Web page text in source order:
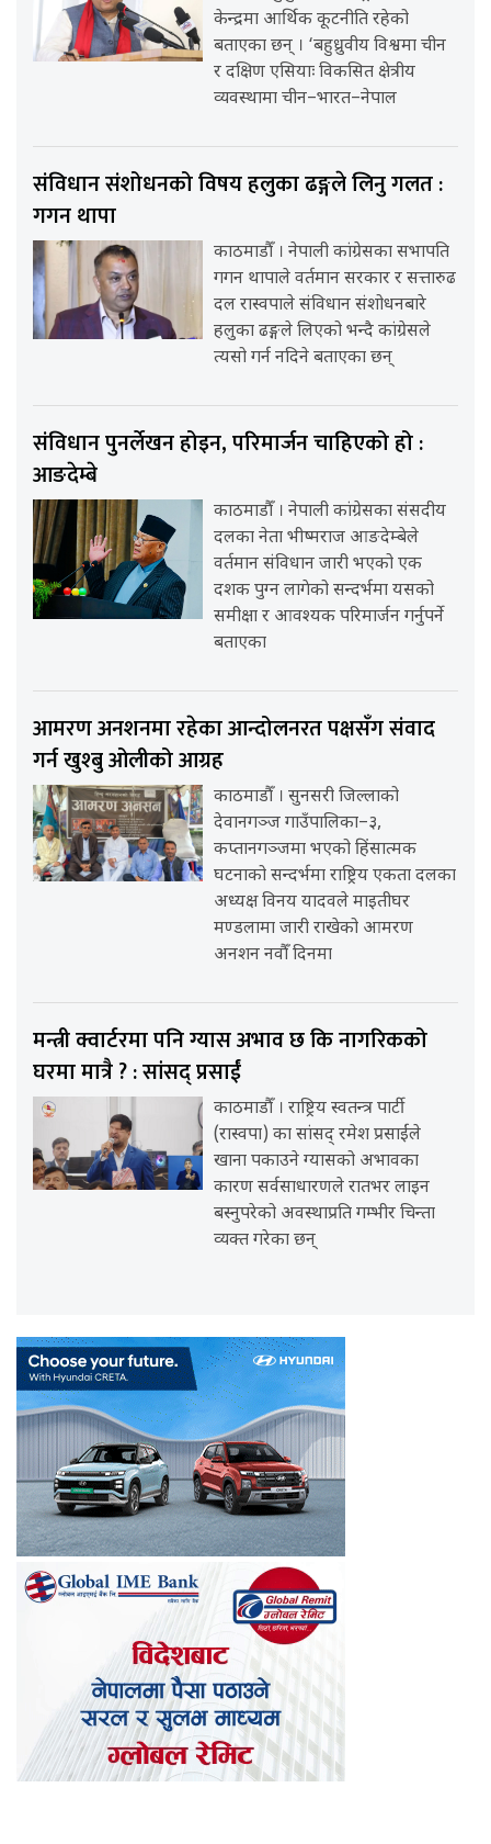
केन्द्रमा आर्थिक कूटनीति रहेको
बताएका छन् । ‘बहुध्रुवीय विश्वमा चीन
र दक्षिण एसियाः विकसित क्षेत्रीय
व्यवस्थामा चीन–भारत–नेपाल
संविधान संशोधनको विषय हलुका ढङ्गले लिनु गलत :
गगन थापा
काठमाडौँ । नेपाली कांग्रेसका सभापति
गगन थापाले वर्तमान सरकार र सत्तारुढ
दल रास्वपाले संविधान संशोधनबारे
हलुका ढङ्गले लिएको भन्दै कांग्रेसले
त्यसो गर्न नदिने बताएका छन्
संविधान पुनर्लेखन होइन, परिमार्जन चाहिएको हो :
आङदेम्बे
काठमाडौँ । नेपाली कांग्रेसका संसदीय
दलका नेता भीष्मराज आङदेम्बेले
वर्तमान संविधान जारी भएको एक
दशक पुग्न लागेको सन्दर्भमा यसको
समीक्षा र आवश्यक परिमार्जन गर्नुपर्ने
बताएका
आमरण अनशनमा रहेका आन्दोलनरत पक्षसँग संवाद
गर्न खुश्बु ओलीको आग्रह
काठमाडौँ । सुनसरी जिल्लाको
देवानगञ्ज गाउँपालिका–३,
कप्तानगञ्जमा भएको हिंसात्मक
घटनाको सन्दर्भमा राष्ट्रिय एकता दलका
अध्यक्ष विनय यादवले माइतीघर
मण्डलामा जारी राखेको आमरण
अनशन नवौँ दिनमा
मन्त्री क्वार्टरमा पनि ग्यास अभाव छ कि नागरिकको
घरमा मात्रै ? : सांसद् प्रसाईं
काठमाडौँ । राष्ट्रिय स्वतन्त्र पार्टी
(रास्वपा) का सांसद् रमेश प्रसाईंले
खाना पकाउने ग्यासको अभावका
कारण सर्वसाधारणले रातभर लाइन
बस्नुपरेको अवस्थाप्रति गम्भीर चिन्ता
व्यक्त गरेका छन्